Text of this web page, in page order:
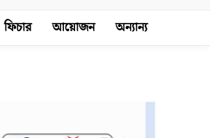
ফিচার আয়োজন অন্যান্য